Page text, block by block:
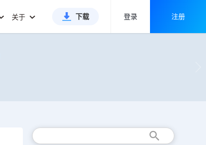
关于 下载 登录 注册